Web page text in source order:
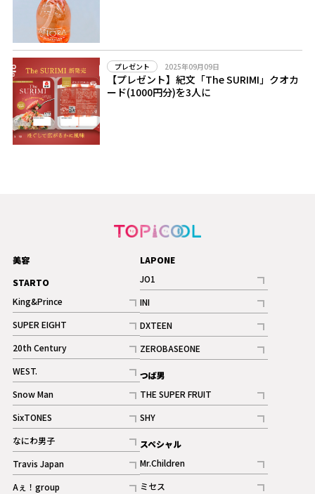
プレゼント 2025年09月09日
【プレゼント】紀文「The SURIMI」クオカ
ード(1000円分)を3人に
美容
STARTO
King&Prince
記事
SUPER EIGHT
記事
20th Century
記事
WEST.
記事
Snow Man
記事
ギャラリー
SixTONES
記事
ギャラリー
なにわ男子
記事
Travis Japan
記事
Aぇ！group
LAPONE
JO1
記事
INI
記事
ギャラリー
DXTEEN
記事
ギャラリー
ZEROBASEONE
記事
つば男
THE SUPER FRUIT
記事
SHY
記事
スペシャル
Mr.Children
記事
ミセス